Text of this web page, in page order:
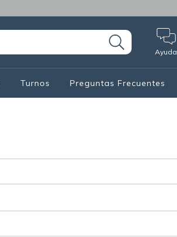
Ayuda
Turnos Preguntas Frecuentes